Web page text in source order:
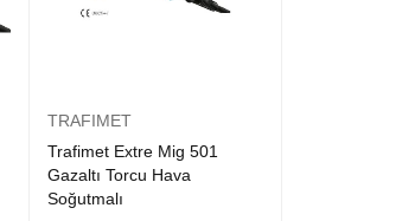
TRAFIMET
Trafimet Extre Mig 501
Gazaltı Torcu Hava
Soğutmalı